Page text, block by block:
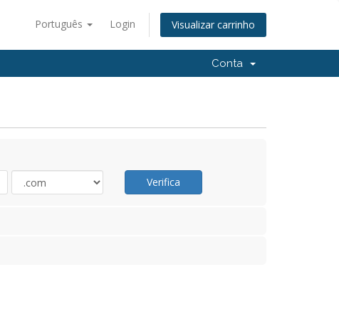
Português Login Visualizar carrinho
Conta
Verifica